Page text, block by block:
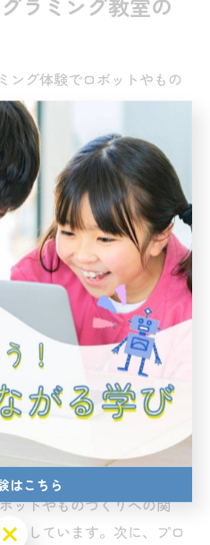
ング体験でロボットやもの
るか
小学生で段階設計がある
級がしやすいか
ラミングの考え方を言語化
のアクセス、放課後〜夕方
→ゲーム制作→発表など、
長ルートがあるか
式会社あゆみプラ
を検討する保護者の声を基
ング体験で「子どもの表
ットやものづくりへの関
めしています。次に、プロ
はこちら
はこちら